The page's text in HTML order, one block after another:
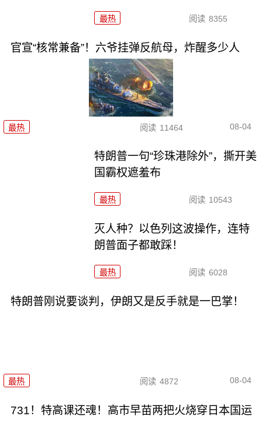
最热 阅读 8355
官宣“核常兼备”！六爷挂弹反航母，炸醒多少人
最热 阅读 11464 08-04
特朗普一句“珍珠港除外”，撕开美
国霸权遮羞布
最热 阅读 10543
灭人种？以色列这波操作，连特
朗普面子都敢踩！
最热 阅读 6028
特朗普刚说要谈判，伊朗又是反手就是一巴掌！
最热 阅读 4872 08-04
731！特高课还魂！高市早苗两把火烧穿日本国运